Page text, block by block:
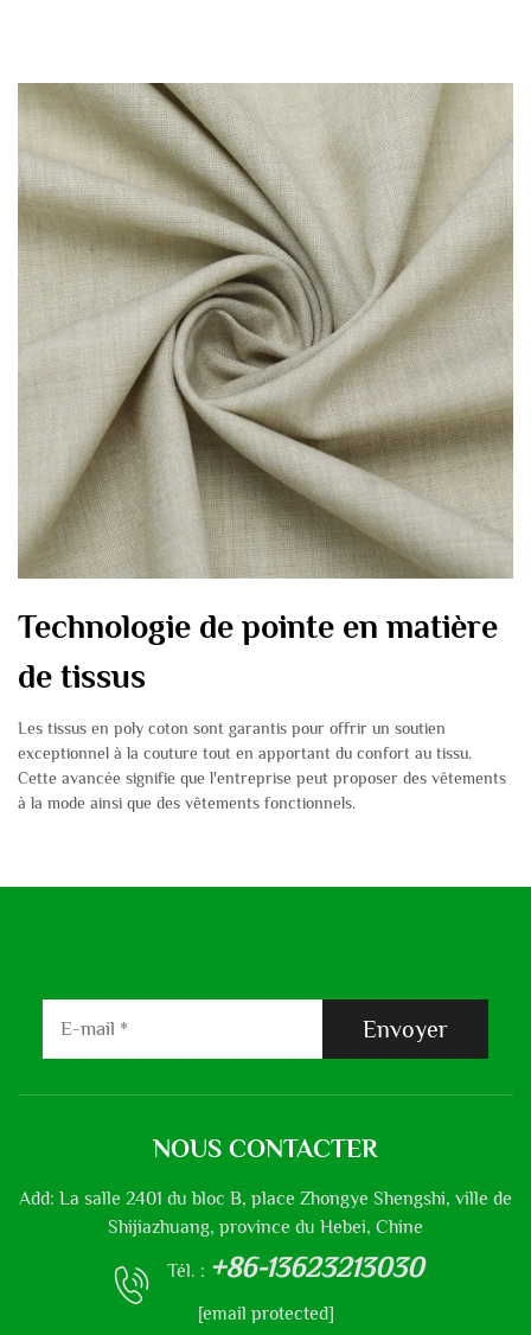
Technologie de pointe en matière
de tissus
Les tissus en poly coton sont garantis pour offrir un soutien
exceptionnel à la couture tout en apportant du confort au tissu.
Cette avancée signifie que l'entreprise peut proposer des vêtements
à la mode ainsi que des vêtements fonctionnels.
Envoyer
NOUS CONTACTER
Add: La salle 2401 du bloc B, place Zhongye Shengshi, ville de
Shijiazhuang, province du Hebei, Chine
Tél. : +86-13623213030
[email protected]